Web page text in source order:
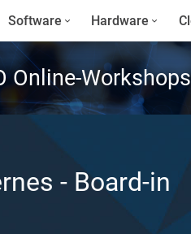
Software Hardware
Online-
- Board-in